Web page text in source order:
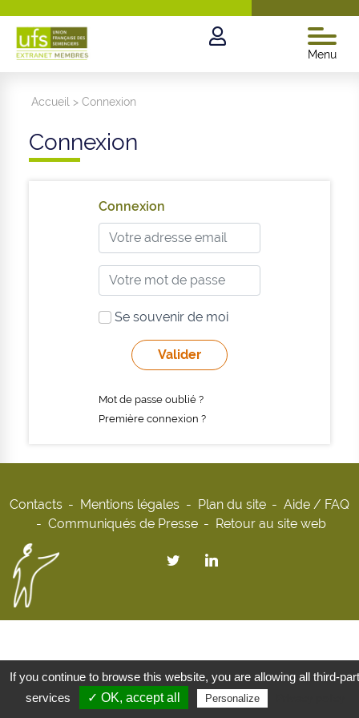
Menu
Accueil >Connexion
Connexion
Connexion
Se souvenir de moi
Mot de passe oublié ?
Première connexion ?
Contacts Mentions légales Plan du site
Aide / FAQ
Communiqués de Presse
Retour au site web
If you continue to browse this website, you are allowing all third-
services
✓ OK, accept all Personalize